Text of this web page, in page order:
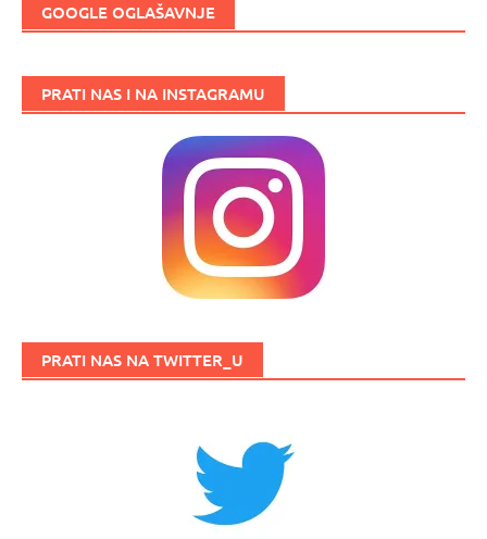
GOOGLE OGLAŠAVNJE
PRATI NAS I NA INSTAGRAMU
PRATI NAS NA TWITTER_U